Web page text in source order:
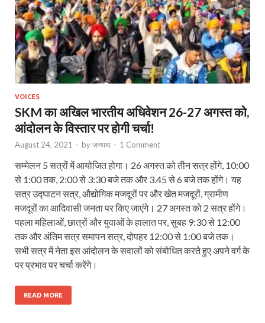
VOICES
SKM का अखिल भारतीय अधिवेशन 26-27 अगस्त को,
आंदोलन के विस्तार पर होगी चर्चा!
August 24, 2021 - byजनपथ - 1 Comment
सम्मेलन 5 सत्रों में आयोजित होगा। 26 अगस्त को तीन सत्र होंगे, 10:00
से 1:00 तक, 2:00 से 3:30 बजे तक और 3.45 से 6 बजे तक होंगे। यह
सत्र उद्घाटन सत्र, औद्योगिक मजदूरों पर और खेत मजदूरों, ग्रामीण
मजदूरों का आदिवासी जनता पर किए जाएंगे। 27 अगस्त को 2 सत्र होंगे।
पहला महिलाओं, छात्रों और युवाओं के हालात पर, सुबह 9:30 से 12:00
तक और अंतिम सत्र समापन सत्र, दोपहर 12:00 से 1:00 बजे तक।
सभी सत्र में नेता इस आंदोलन के सवालों को संबोधित करते हुए अपने वर्ग के
पर प्रभाव पर चर्चा करेंगे।
READ MORE